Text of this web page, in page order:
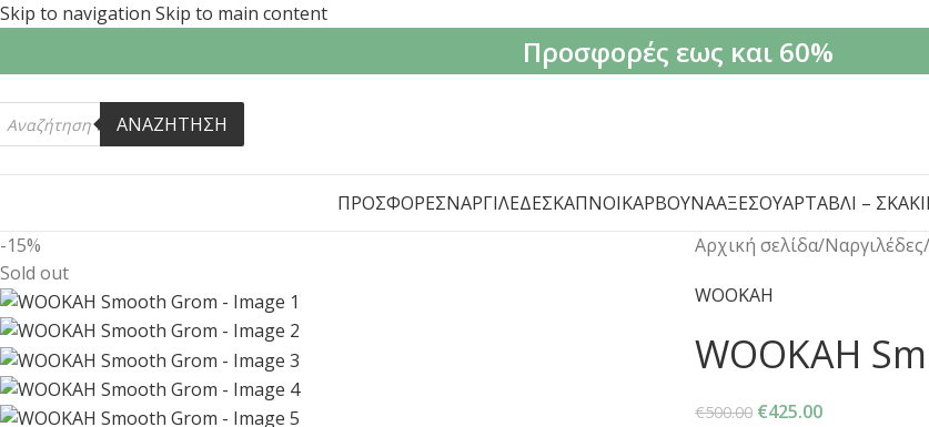
Skip to navigation Skip to main content
Προσφορές εως και 60%
ΑΝΑΖΗΤΗΣΗ
ΠΡΟΣΦΟΡΕΣΝΑΡΓΙΛΈΔΕΣΚΑΠΝΟΊΚΆΡΒΟΥΝΑΑΞΕΣΟΥΆΡΤΆΒΛΙ – ΣΚΆΚΙ
-15%
Sold out
Αρχική σελίδα/Ναργιλέδες/
WOOKAH
WOOKAH
€500.00 €425.00